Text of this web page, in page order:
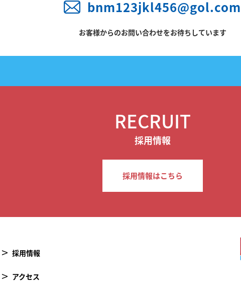
bnm123jkl456@gol.com
お客様からのお問い合わせをお待ちしています
RECRUIT
採用情報
採用情報はこちら
採用情報
アクセス